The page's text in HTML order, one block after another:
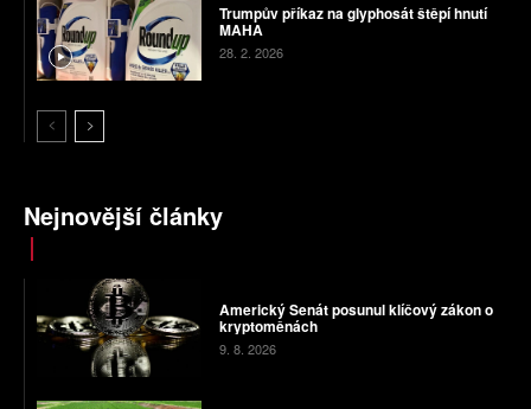
Trumpův příkaz na glyphosát štěpí hnutí
MAHA
28. 2. 2026
Nejnovější články
Americký Senát posunul klíčový zákon o
kryptoměnách
9. 8. 2026